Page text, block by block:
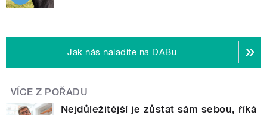
Jak nás naladíte na DABu
VÍCE Z POŘADU
Nejdůležitější je zůstat sám sebou, říká